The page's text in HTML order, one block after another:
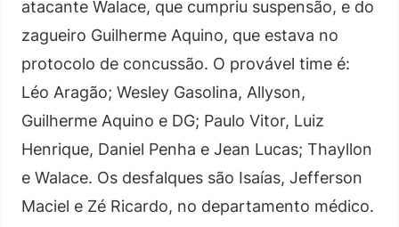
atacante Walace, que cumpriu suspensão, e do
zagueiro Guilherme Aquino, que estava no
protocolo de concussão. O provável time é:
Léo Aragão; Wesley Gasolina, Allyson,
Guilherme Aquino e DG; Paulo Vitor, Luiz
Henrique, Daniel Penha e Jean Lucas; Thayllon
e Walace. Os desfalques são Isaías, Jefferson
Maciel e Zé Ricardo, no departamento médico.